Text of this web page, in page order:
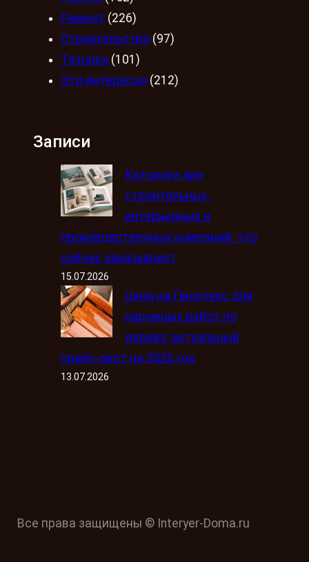
Ремонт (226)
Строительство (97)
Техника (101)
Это интересно (212)
Записи
Каталоги для
строительных,
интерьерных и
производственных компаний: что
сейчас заказывают
15.07.2026
Цена на Пинотекс для
наружных работ по
дереву: актуальный
прайс-лист на 2026 год
13.07.2026
Все права защищены © Interyer-Doma.ru